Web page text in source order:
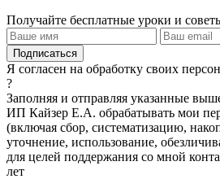
Получайте бесплатные уроки и
Я согласен на обработку своих
?
Заполняя и отправляя указанные
ИП Кайзер Е.А. обрабатывать мои
(включая сбор, систематизацию,
уточнение, использование,
для целей поддержания со мной
лет